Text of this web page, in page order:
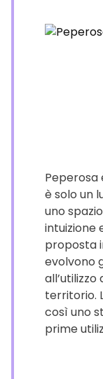
Peperosa
è solo un
uno
intuizione
proposta
evolvono
territorio.
così uno
prime